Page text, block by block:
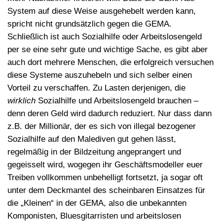
System auf diese Weise ausgehebelt werden kann,
spricht nicht grundsätzlich gegen die GEMA.
Schließlich ist auch Sozialhilfe oder Arbeitslosengeld
per se eine sehr gute und wichtige Sache, es gibt aber
auch dort mehrere Menschen, die erfolgreich versuchen
diese Systeme auszuhebeln und sich selber einen
Vorteil zu verschaffen. Zu Lasten derjenigen, die
wirklich Sozialhilfe und Arbeitslosengeld brauchen –
denn deren Geld wird dadurch reduziert. Nur dass dann
z.B. der Millionär, der es sich von illegal bezogener
Sozialhilfe auf den Malediven gut gehen lässt,
regelmäßig in der Bildzeitung angeprangert und
gegeisselt wird, wogegen ihr Geschäftsmodeller euer
Treiben vollkommen unbehelligt fortsetzt, ja sogar oft
unter dem Deckmantel des scheinbaren Einsatzes für
die „Kleinen“ in der GEMA, also die unbekannten
Komponisten, Bluesgitarristen und arbeitslosen